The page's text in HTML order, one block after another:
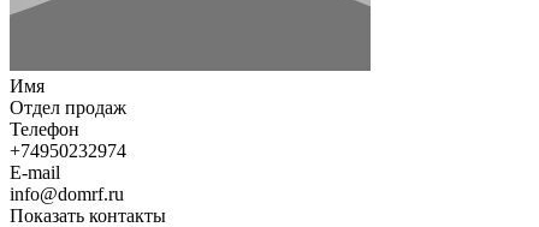
Имя
Отдел продаж
Телефон
+74950232974
E-mail
info@domrf.ru
Показать контакты